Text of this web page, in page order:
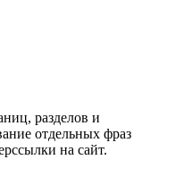
разделов и
отдельных фраз
на сайт.